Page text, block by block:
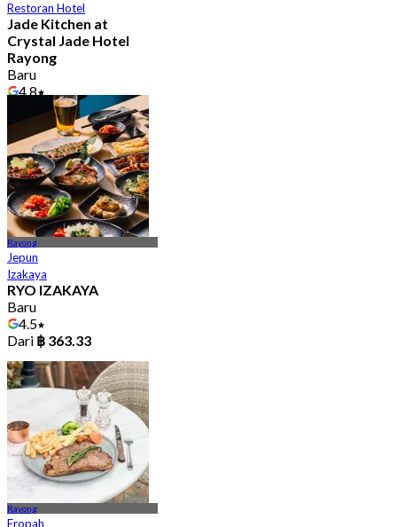
Restoran Hotel
Jade Kitchen at
Crystal Jade Hotel
Rayong
Baru
4.8
฿ 690
Rayong
Jepun
Izakaya
RYO IZAKAYA
Baru
4.5
Dari ฿ 363.33
Rayong
Eropah